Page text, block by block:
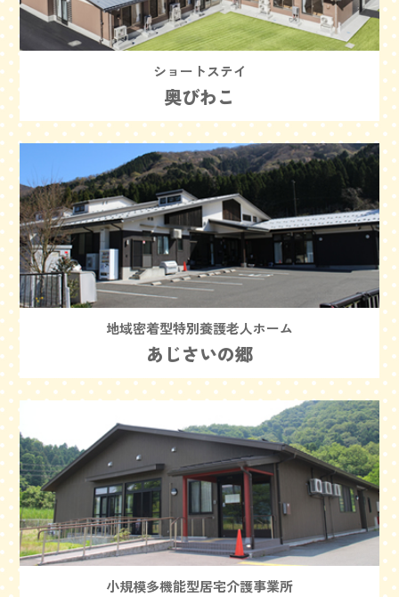
ショートステイ
奥びわこ
地域密着型特別養護老人ホーム
あじさいの郷
小規模多機能型居宅介護事業所